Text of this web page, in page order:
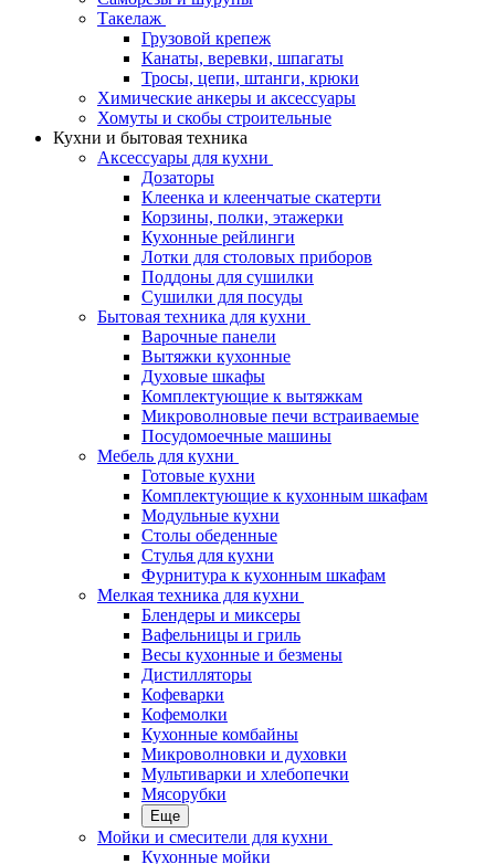
Такелаж
Грузовой крепеж
Канаты, веревки, шпагаты
Тросы, цепи, штанги, крюки
Химические анкеры и аксессуары
Хомуты и скобы строительные
Кухни и бытовая техника
Аксессуары для кухни
Дозаторы
Клеенка и клеенчатые скатерти
Корзины, полки, этажерки
Кухонные рейлинги
Лотки для столовых приборов
Поддоны для сушилки
Сушилки для посуды
Бытовая техника для кухни
Варочные панели
Вытяжки кухонные
Духовые шкафы
Комплектующие к вытяжкам
Микроволновые печи встраиваемые
Посудомоечные машины
Мебель для кухни
Готовые кухни
Комплектующие к кухонным шкафам
Модульные кухни
Столы обеденные
Стулья для кухни
Фурнитура к кухонным шкафам
Мелкая техника для кухни
Блендеры и миксеры
Вафельницы и гриль
Весы кухонные и безмены
Дистилляторы
Кофеварки
Кофемолки
Кухонные комбайны
Микроволновки и духовки
Мультиварки и хлебопечки
Мясорубки
Еще
Мойки и смесители для кухни
Кухонные мойки